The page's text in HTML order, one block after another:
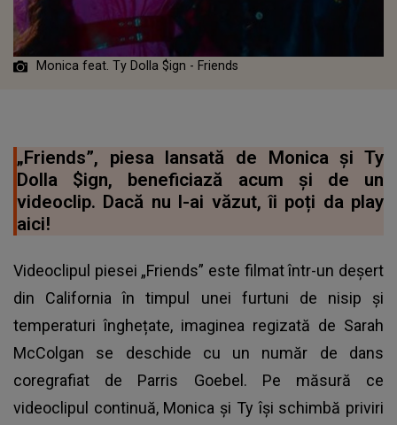
Monica feat. Ty Dolla $ign - Friends
„Friends”, piesa lansată de Monica și Ty
Dolla $ign, beneficiază acum și de un
videoclip. Dacă nu l-ai văzut, îi poți da play
aici!
Videoclipul piesei „Friends” este filmat într-un deșert
din California în timpul unei furtuni de nisip și
temperaturi înghețate, imaginea regizată de Sarah
McColgan se deschide cu un număr de dans
coregrafiat de Parris Goebel. Pe măsură ce
videoclipul continuă, Monica și Ty își schimbă priviri